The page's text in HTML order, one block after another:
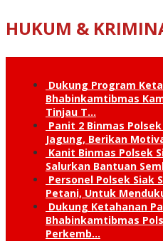
HUKUM &
Dukung Program
Bhabinkamtibmas
Tinjau T…
Panit 2 Binmas
Jagung, Berikan
Kanit Binmas Polsek
Salurkan Bantuan
Personel Polsek Siak
Petani, Untuk
Dukung Ketahanan
Bhabinkamtibmas
Perkemb…